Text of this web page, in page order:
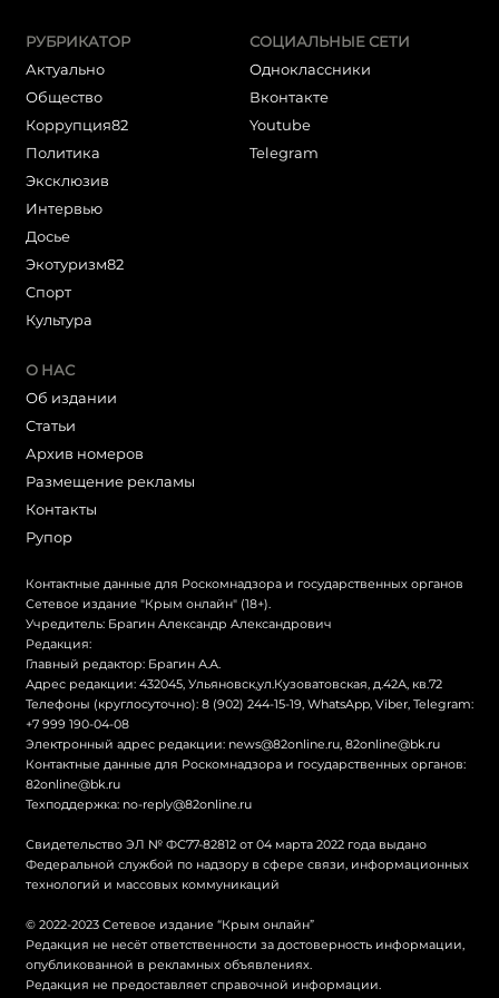
РУБРИКАТОР
Актуально
Общество
Коррупция82
Политика
Эксклюзив
Интервью
Досье
Экотуризм82
Cпорт
Культура
СОЦИАЛЬНЫЕ СЕТИ
Одноклассники
Вконтакте
Youtube
Telegram
О НАС
Об издании
Статьи
Архив номеров
Размещение рекламы
Контакты
Рупор
Контактные данные для Роскомнадзора и государственных органов
Сетевое издание "Крым онлайн" (18+).
Учредитель: Брагин Александр Александрович
Редакция:
Главный редактор: Брагин А.А.
Адрес редакции: 432045, Ульяновск,ул.Кузоватовская, д.42А, кв.72
Телефоны (круглосуточно): 8 (902) 244-15-19, WhatsApp, Viber, Telegram:
+7 999 190-04-08
Электронный адрес редакции: news@82online.ru, 82online@bk.ru
Контактные данные для Роскомнадзора и государственных органов:
82online@bk.ru
Техподдержка: no-reply@82online.ru
Свидетельство ЭЛ № ФС77-82812 от 04 марта 2022 года выдано
Федеральной службой по надзору в сфере связи, информационных
технологий и массовых коммуникаций
© 2022-2023 Сетевое издание “Крым онлайн”
Редакция не несёт ответственности за достоверность информации,
опубликованной в рекламных объявлениях.
Редакция не предоставляет справочной информации.